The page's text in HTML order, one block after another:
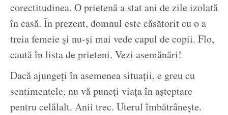
corectitudinea. O prietenă a stat ani de zile izolată
în casă. În prezent, domnul este căsătorit cu o a
treia femeie și nu-și mai vede capul de copii. Flo,
caută în lista de prieteni. Vezi asemănări!
Dacă ajungeți în asemenea situații, e greu cu
sentimentele, nu vă puneți viața în așteptare
pentru celălalt. Anii trec. Uterul îmbătrânește.